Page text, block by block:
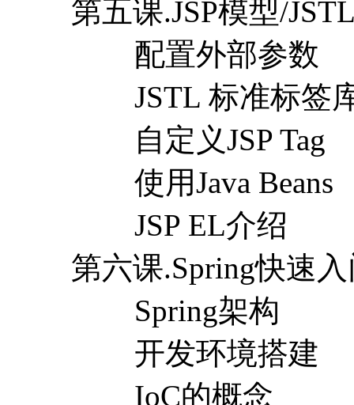
第五课.JSP模型/
配置外部参数
JSTL 标准标签
自定义JSP Tag
使用Java Beans
JSP EL介绍
第六课.Spring快速
Spring架构
开发环境搭建
IoC的概念